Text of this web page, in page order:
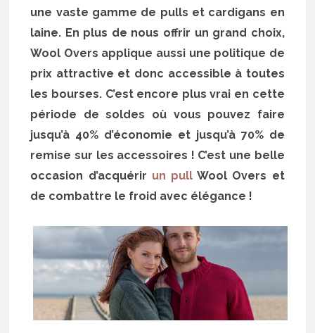
une vaste gamme de pulls et cardigans en
laine. En plus de nous offrir un grand choix,
Wool Overs applique aussi une politique de
prix attractive et donc accessible à toutes
les bourses. C’est encore plus vrai en cette
période de soldes où vous pouvez faire
jusqu’à 40% d’économie et jusqu’à 70% de
remise sur les accessoires ! C’est une belle
occasion d’acquérir un pull Wool Overs et
de combattre le froid avec élégance !